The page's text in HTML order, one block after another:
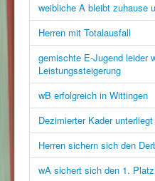
weibliche A bleibt zuhause
Herren mit Totalausfall
gemischte E-Jugend leider
Leistungssteigerung
wB erfolgreich in Wittingen
Dezimierter Kader
Herren sichern sich den
wA sichert sich den 1.